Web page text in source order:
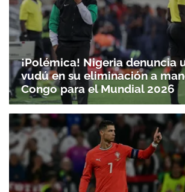
¡Polémica! Nigeria denuncia
vudú en su eliminación a
Congo para el Mundial 2026